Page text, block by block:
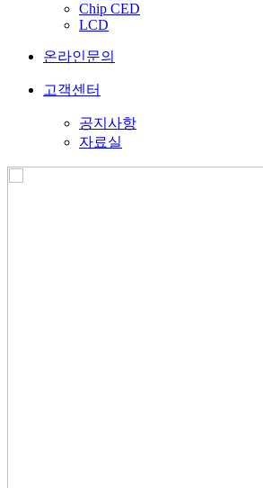
Chip CED
LCD
온라인문의
고객센터
공지사항
자료실